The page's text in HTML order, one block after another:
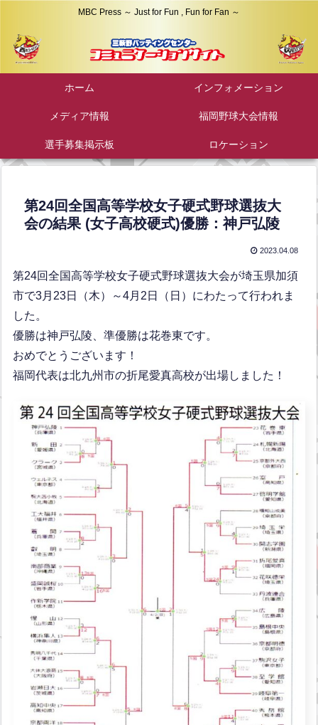
MBC Press ～ Just for Fun , Fun for Fan ～
ホーム インフォメーション
メディア情報 福岡野球大会情報
選手募集掲示板 ロケーション
第24回全国高等学校女子硬式野球選抜大
会の結果 (女子高校硬式)優勝：神戸弘陵
2023.04.08
第24回全国高等学校女子硬式野球選抜大会が埼玉県加須
市で3月23日（木）～4月2日（日）にわたって行われま
した。
優勝は神戸弘陵、準優勝は花巻東です。
おめでとうございます！
福岡代表は北九州市の折尾愛真高校が出場しました！